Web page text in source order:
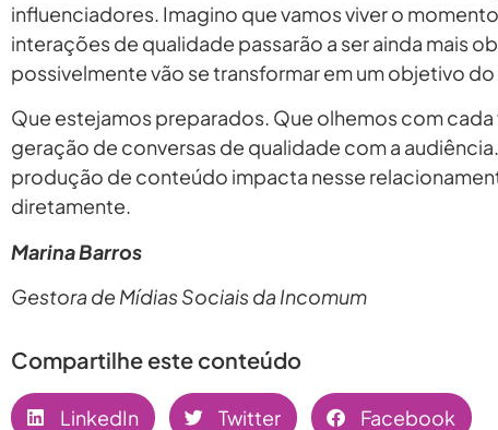
influenciadores. Imagino que vamos viver o
interações de qualidade passarão a ser ainda mais
possivelmente vão se transformar em um objetivo
Que estejamos preparados. Que olhemos com cada
geração de conversas de qualidade com a
produção de conteúdo impacta nesse
diretamente.
Marina Barros
Gestora de Mídias Sociais da Incomum
Compartilhe este conteúdo
LinkedIn Twitter Facebook